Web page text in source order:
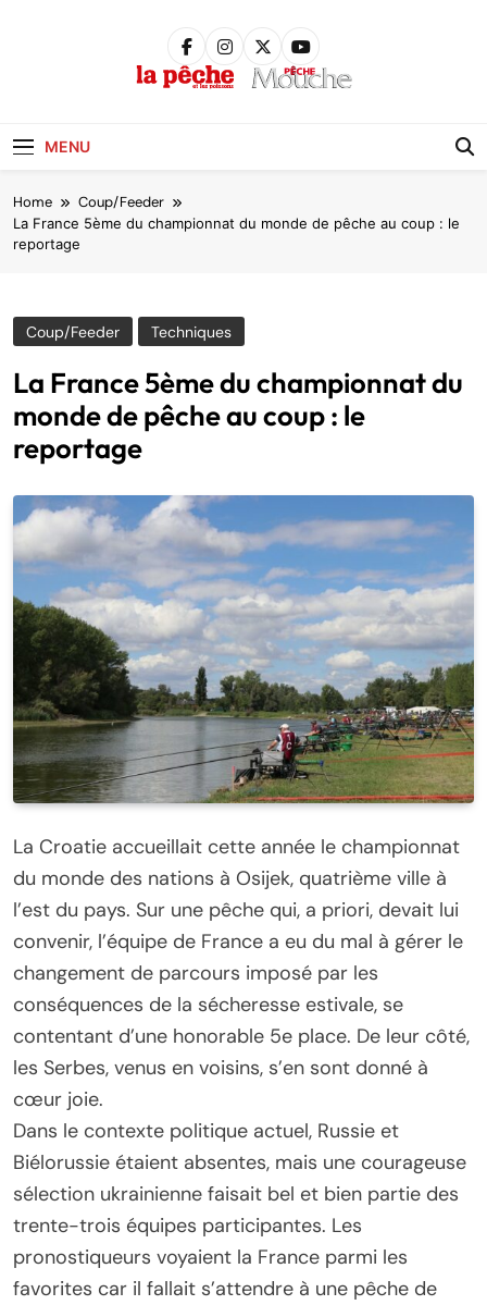
MENU
Home Coup/Feeder
La France 5ème du championnat du monde de pêche au coup : le
reportage
Coup/Feeder Techniques
La France 5ème du championnat du
monde de pêche au coup : le
reportage
La Croatie accueillait cette année le championnat
du monde des nations à Osijek, quatrième ville à
l’est du pays. Sur une pêche qui, a priori, devait lui
convenir, l’équipe de France a eu du mal à gérer le
changement de parcours imposé par les
conséquences de la sécheresse estivale, se
contentant d’une honorable 5e place. De leur côté,
les Serbes, venus en voisins, s’en sont donné à
cœur joie.
Dans le contexte politique actuel, Russie et
Biélorussie étaient absentes, mais une courageuse
sélection ukrainienne faisait bel et bien partie des
trente-trois équipes participantes. Les
pronostiqueurs voyaient la France parmi les
favorites car il fallait s’attendre à une pêche de